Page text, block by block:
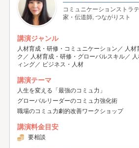
コミュニケーションストラ
家・伝道師, つながりスト
講演ジャンル
人材育成・研修・コミュニケーション／ 人
ク／ 人材育成・研修・グローバルスキル／
ィング／ ビジネス・人材
講演テーマ
人生を変える「最強のコミュ力」
グローバルリーダーのコミュ力強化術
職場のコミュ力劇的改善ワークショップ
講演料金目安
要相談